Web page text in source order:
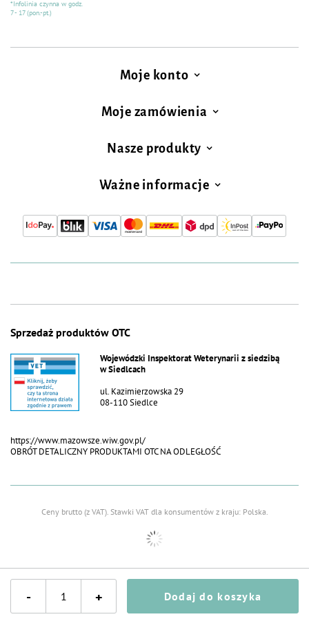
- + Dodaj do koszyka
*Infolinia czynna w godz.
7 - 17 (pon.-pt.)
Moje konto
Moje zamówienia
Nasze produkty
Ważne informacje
Sprzedaż produktów OTC
Wojewódzki Inspektorat Weterynarii z siedzibą
w Siedlcach
ul. Kazimierzowska 29
08-110 Siedlce
https://www.mazowsze.wiw.gov.pl/
OBRÓT DETALICZNY PRODUKTAMI OTC NA ODLEGŁOŚĆ
Ceny brutto (z VAT). Stawki VAT dla konsumentów z kraju: Polska